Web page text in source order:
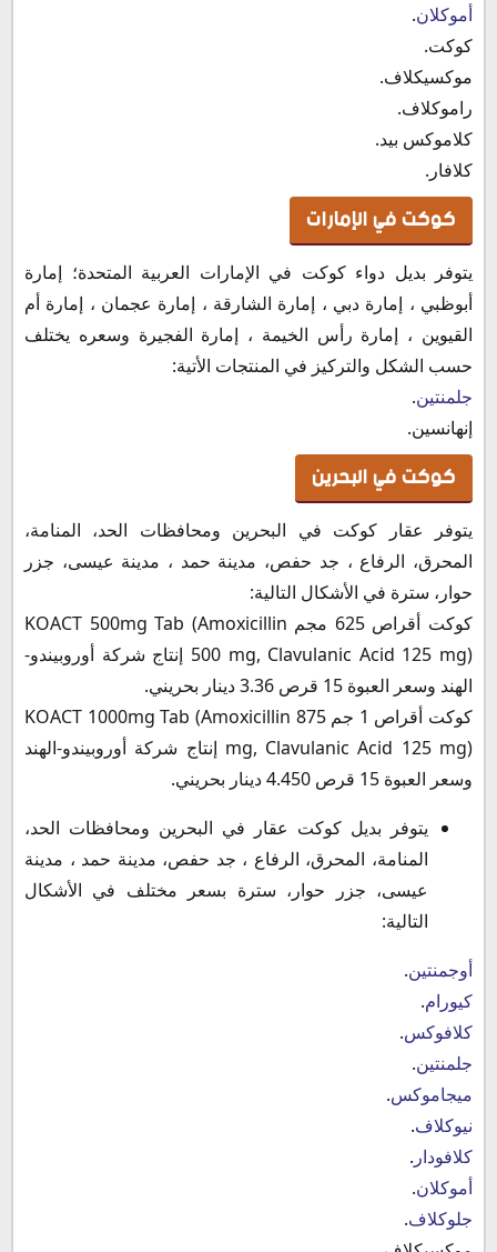
أموكلان.
كوكت.
موكسيكلاف.
راموكلاف.
كلاموكس بيد.
كلافار.
كوكت في الإمارات
يتوفر بديل دواء كوكت في الإمارات العربية المتحدة؛ إمارة
أبوظبي ، إمارة دبي ، إمارة الشارقة ، إمارة عجمان ، إمارة أم
القيوين ، إمارة رأس الخيمة ، إمارة الفجيرة وسعره يختلف
حسب الشكل والتركيز في المنتجات الأتية:
جلمنتين.
إنهانسين.
كوكت في البحرين
يتوفر عقار كوكت في البحرين ومحافظات الحد، المنامة،
المحرق، الرفاع ، جد حفص، مدينة حمد ، مدينة عيسى، جزر
حوار، سترة في الأشكال التالية:
كوكت أقراص 625 مجم KOACT 500mg Tab (Amoxicillin
500 mg, Clavulanic Acid 125 mg) إنتاج شركة أوروبيندو-
الهند وسعر العبوة 15 قرص 3.36 دينار بحريني.
كوكت أقراص 1 جم KOACT 1000mg Tab (Amoxicillin 875
mg, Clavulanic Acid 125 mg) إنتاج شركة أوروبيندو-الهند
وسعر العبوة 15 قرص 4.450 دينار بحريني.
يتوفر بديل كوكت عقار في البحرين ومحافظات الحد،
المنامة، المحرق، الرفاع ، جد حفص، مدينة حمد ، مدينة
عيسى، جزر حوار، سترة بسعر مختلف في الأشكال
التالية:
أوجمنتين.
كيورام.
كلافوكس.
جلمنتين.
ميجاموكس.
نيوكلاف.
كلافودار .
أموكلان.
جلوكلاف.